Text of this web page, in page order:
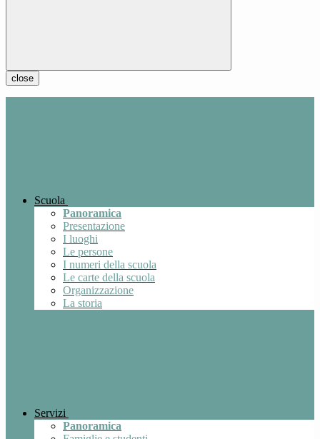
close
Scuola
Panoramica
Presentazione
I luoghi
Le persone
I numeri della scuola
Le carte della scuola
Organizzazione
La storia
Servizi
Panoramica